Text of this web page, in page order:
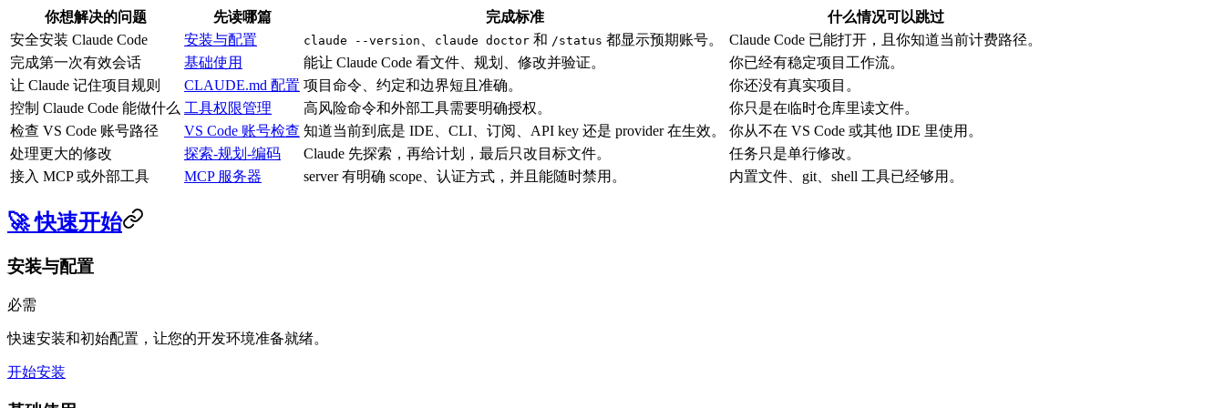
你想解决的问题 先读哪篇 完成标准
什么情况可以跳过
安全安装 Claude Code
安装与配置 claude --version 、 claude doctor 和 /status 都显示预期账号。
Claude Code 已能打开，且你知道当前计费路径。
完成第一次有效会话
基础使用 能让 Claude Code 看文件、规划、修改并验证。
你已经有稳定项目工作流。
让 Claude 记住项目规则
CLAUDE.md 配置 项目命令、约定和边界短且准确。
你还没有真实项目。
控制 Claude Code 能做什么 工具权限管理 高风险命令和外部工具需要明确授权。
你只是在临时仓库里读文件。
检查 VS Code 账号路径
VS Code 账号检查 知道当前到底是 IDE、CLI、订阅、API key 还是 provider 在生效。
你从不在 VS Code 或其他 IDE 里使用。
处理更大的修改
探索-规划-编码 Claude 先探索，再给计划，最后只改目标文件。
任务只是单行修改。
接入 MCP 或外部工具
MCP 服务器 server 有明确 scope、认证方式，并且能随时禁用。 内置文件、git、shell 工具已经够用。
🚀 快速开始
安装与配置
必需
快速安装和初始配置，让您的开发环境准备就绪。
开始安装